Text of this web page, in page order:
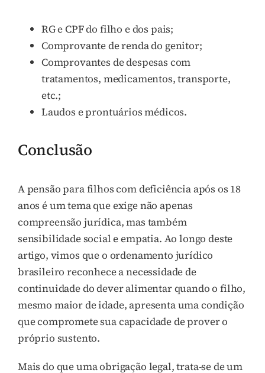
RG e CPF do filho e dos pais;
Comprovante de renda do genitor;
Comprovantes de despesas com
tratamentos, medicamentos, transporte,
etc.;
Laudos e prontuários médicos.
Conclusão
A pensão para filhos com deficiência após os 18
anos é um tema que exige não apenas
compreensão jurídica, mas também
sensibilidade social e empatia. Ao longo deste
artigo, vimos que o ordenamento jurídico
brasileiro reconhece a necessidade de
continuidade do dever alimentar quando o filho,
mesmo maior de idade, apresenta uma condição
que compromete sua capacidade de prover o
próprio sustento.
Mais do que uma obrigação legal, trata-se de um